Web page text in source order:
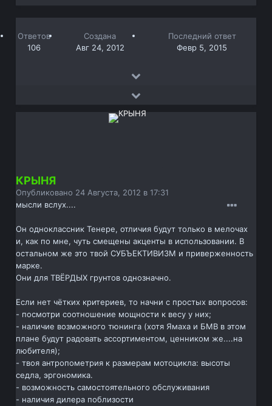
Ответов
106
Создана
Авг 24, 2012
Последний ответ
Февр 5, 2015
КРЫНЯ
Опубликовано 24 Августа, 2012 в 17:31
мысли вслух....
Он одноклассник Тенере, отличия будут только в мелочах
и, как по мне, чуть смещены акценты в использовании. В
остальном же это твой СУБЪЕКТИВИЗМ и приверженность
марке.
Они для ТВЁРДЫХ грунтов однозначно.
Если нет чётких критериев, то начни с простых вопросов:
- посмотри соотношение мощности к весу у них;
- наличие возможного тюнинга (хотя Ямаха и БМВ в этом
плане будут радовать ассортиментом, ценником же....на
любителя);
- твоя антропометрия к размерам мотоцикла: высоты
седла, эргономика.
- возможность самостоятельного обслуживания
- наличия дилера поблизости